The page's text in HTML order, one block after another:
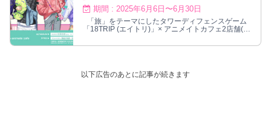
期間 : 2025年6月6日〜6月30日
「旅」をテーマにしたタワーディフェンスゲーム
「18TRIP (エイトリ)」× アニメイトカフェ2店舗(池
ラボカフェが開催される。「エイトリカフェ」で
以下広告のあとに記事が続きます